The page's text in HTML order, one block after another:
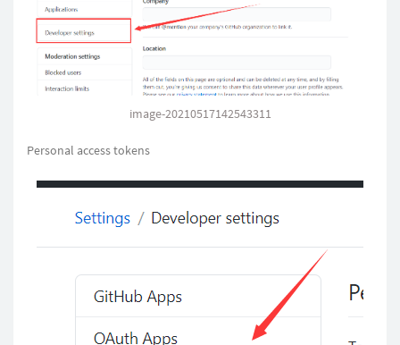
image-20210517142543311
Personal access tokens